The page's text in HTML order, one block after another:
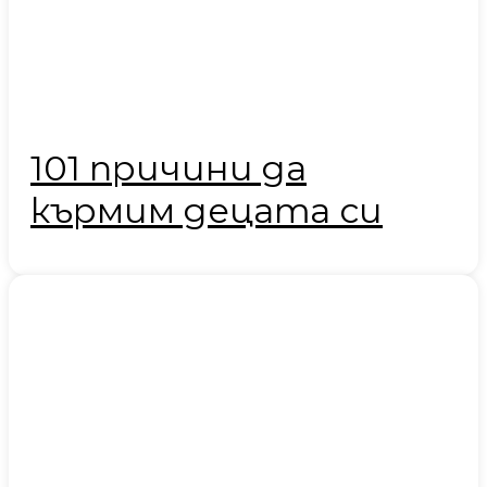
101 причини да
кърмим децата си